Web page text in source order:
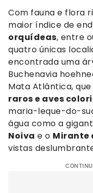
Com fauna e flora
maior índice de
orquídeas, entre
quatro únicas
encontrada uma
Buchenavia
Mata Atlântica,
raros e aves
maria-leque-do-
água como a
Noiva e o Mirante
vistas